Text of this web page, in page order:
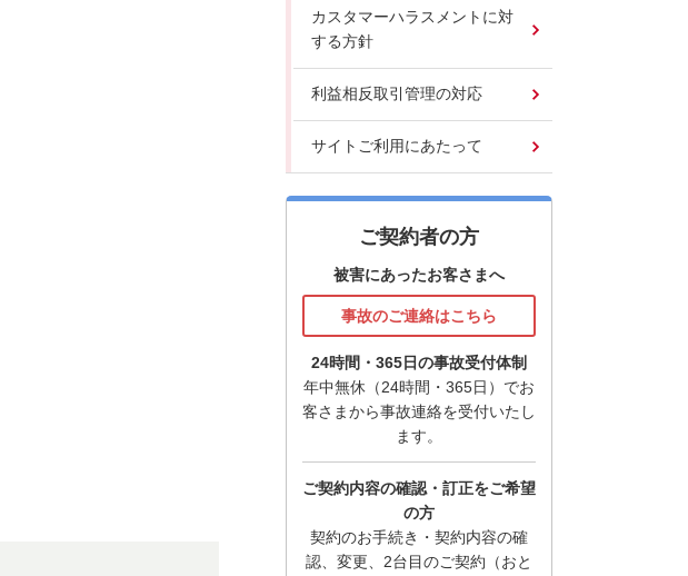
カスタマーハラスメントに対
する方針
利益相反取引管理の対応
サイトご利用にあたって
ご契約者の方
被害にあったお客さまへ
事故のご連絡はこちら
24時間・365日の事故受付体制
年中無休（24時間・365日）でお
客さまから事故連絡を受付いたし
ます。
ご契約内容の確認・訂正をご希望
の方
契約のお手続き・契約内容の確
認、変更、2台目のご契約（おと